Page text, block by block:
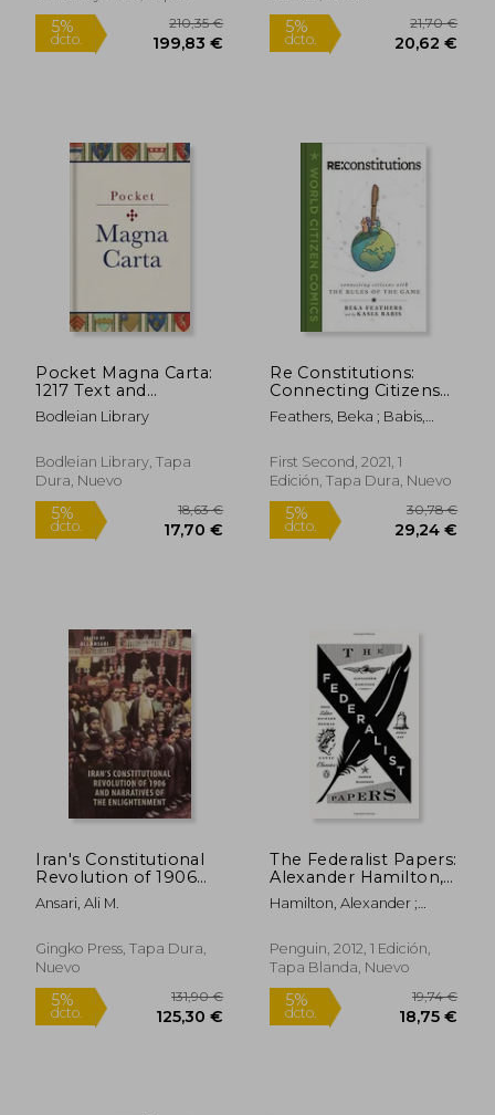
dcto. 11,87 €
Dura, Nuevo
5%
dcto. 199,83 €
5%
dcto.
Pocket Magna Carta:
1217 Text and
Translation (en
Inglés)
Bodleian Library
Bodleian Library, Tapa
Dura, Nuevo
Re Constitutions:
Connecting Citizens
With the Rules of the
Game (World Citizen
Feathers, Beka ; Babis,
First Second, 2021, 1
Edición, Tapa Dura, Nuevo
Iran's Constitutional
Revolution of 1906
and Narratives of the
Enlightenment (en
Ansari, Ali M.
Gingko Press, Tapa Dura,
Nuevo
The Federalist Papers:
Alexander Hamilton,
James Madison, and
John jay (Penguin
Inglés)
Hamilton, Alexander ;
Penguin, 2012, 1 Edición,
Tapa Blanda, Nuevo